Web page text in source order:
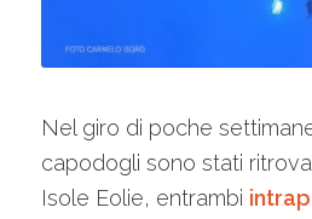
Nel giro di poche
capodogli sono stati
Isole Eolie, entrambi